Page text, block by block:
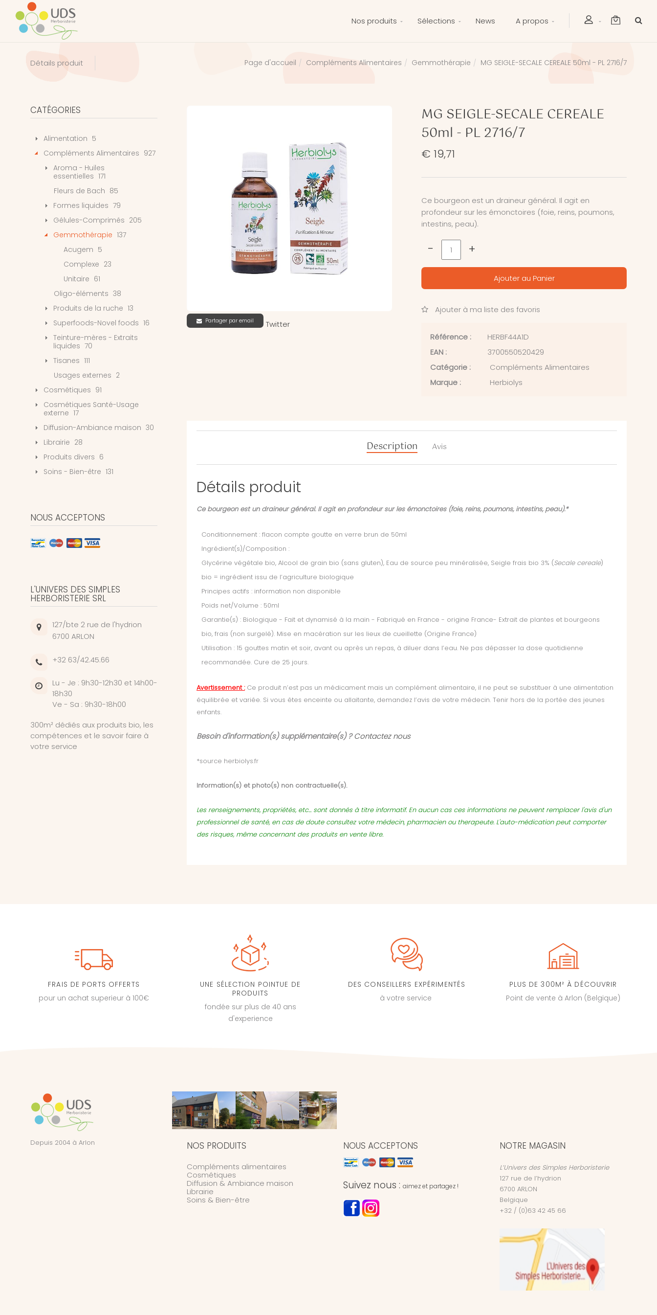
Nos produits Sélections News A propos
Détails produit Page d'accueil Compléments Alimentaires Gemmothérapie MG SEIGLE-SECALE CEREALE 50ml - PL 2716/7
Partager par email Twitter
MG SEIGLE-SECALE CEREALE
50ml - PL 2716/7
€ 19,71
Ce bourgeon est un draineur général. Il agit en
profondeur sur les émonctoires (foie, reins, poumons,
intestins, peau).
- +
Ajouter au Panier
Ajouter à ma liste des favoris
Référence :
HERBF44A1D
EAN :
3700550520429
Catégorie :
Compléments Alimentaires
Marque :
Herbiolys
Description Avis
Détails produit
Ce bourgeon est un draineur général. Il agit en profondeur sur les émonctoires (foie, reins, poumons, intestins, peau).*
Conditionnement : flacon compte goutte en verre brun de 50ml
Ingrédient(s)/Composition :
Glycérine végétale bio, Alcool de grain bio (sans gluten), Eau de source peu minéralisée, Seigle frais bio 3% (Secale cereale)
bio = ingrédient issu de l’agriculture biologique
Principes actifs : information non disponible
Poids net/Volume : 50ml
Garantie(s) : Biologique - Fait et dynamisé à la main - Fabriqué en France - origine France- Extrait de plantes et bourgeons
bio, frais (non surgelé). Mise en macération sur les lieux de cueillette (Origine France)
Utilisation : 15 gouttes matin et soir, avant ou après un repas, à diluer dans l’eau. Ne pas dépasser la dose quotidienne
recommandée. Cure de 25 jours.
Avertissement : Ce produit n’est pas un médicament mais un complément alimentaire, il ne peut se substituer à une alimentation
équilibrée et variée. Si vous êtes enceinte ou allaitante, demandez l’avis de votre médecin. Tenir hors de la portée des jeunes
enfants.
Besoin d'information(s) supplémentaire(s) ?Contactez nous
*source herbiolys.fr
Information(s) et photo(s) non contractuelle(s).
Les renseignements, propriétés, etc... sont donnés à titre informatif. En aucun cas ces informations ne peuvent remplacer l'avis d'un
professionnel de santé, en cas de doute consultez votre médecin, pharmacien ou therapeute. L'auto-médication peut comporter
des risques, même concernant des produits en vente libre.
CATÉGORIES
Alimentation 5
Compléments Alimentaires 927
Aroma - Huiles
essentielles 171
Fleurs de Bach 85
Formes liquides 79
Gélules-Comprimés 205
Gemmothérapie 137
Acugem 5
Complexe 23
Unitaire 61
Oligo-éléments 38
Produits de la ruche 13
Superfoods-Novel foods 16
Teinture-mères - Extraits
liquides 70
Tisanes 111
Usages externes 2
Cosmétiques 91
Cosmétiques Santé-Usage
externe 17
Diffusion-Ambiance maison 30
Librairie 28
Produits divers 6
Soins - Bien-être 131
NOUS ACCEPTONS
L'UNIVERS DES SIMPLES
HERBORISTERIE SRL
127/bte 2 rue de l'hydrion
6700 ARLON
+32 63/42.45.66
Lu - Je : 9h30-12h30 et 14h00-
18h30
Ve - Sa : 9h30-18h00
300m² dédiés aux produits bio, les
compétences et le savoir faire à
votre service
FRAIS DE PORTS OFFERTS
pour un achat superieur à 100€
UNE SÉLECTION POINTUE DE
PRODUITS
fondée sur plus de 40 ans
d'experience
DES CONSEILLERS EXPÉRIMENTÉS
à votre service
PLUS DE 300M² À DÉCOUVRIR
Point de vente à Arlon (Belgique)
Depuis 2004 à Arlon NOS PRODUITS
Compléments alimentaires
Cosmétiques
Diffusion & Ambiance maison
Librairie
Soins & Bien-être
NOUS ACCEPTONS
Suivez nous : aimez et partagez !
NOTRE MAGASIN
L’Univers des Simples Herboristerie
127 rue de l’hydrion
6700 ARLON
Belgique
+32 / (0)63 42 45 66